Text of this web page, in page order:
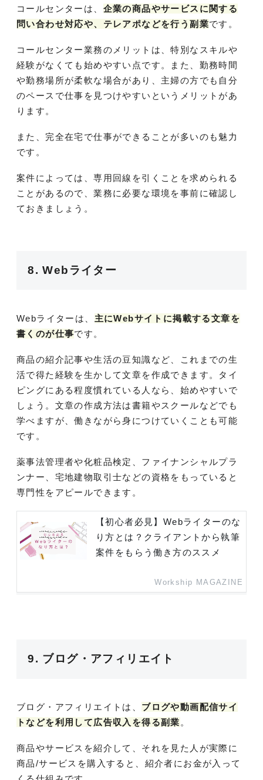
コールセンターは、 企業の商品やサービスに関する
問い合わせ対応や、テレアポなどを行う副業です。
コールセンター業務のメリットは、特別なスキルや
経験がなくても始めやすい点です。また、勤務時間
や勤務場所が柔軟な場合があり、主婦の方でも自分
のペースで仕事を見つけやすいというメリットがあ
ります。
また、完全在宅で仕事ができることが多いのも魅力
です。
案件によっては、専用回線を引くことを求められる
ことがあるので、業務に必要な環境を事前に確認し
ておきましょう。
8. Webライター
Webライターは、 主にWebサイトに掲載する文章を
書くのが仕事です。
商品の紹介記事や生活の豆知識など、これまでの生
活で得た経験を生かして文章を作成できます。タイ
ピングにある程度慣れている人なら、始めやすいで
しょう。文章の作成方法は書籍やスクールなどでも
学べますが、働きながら身につけていくことも可能
です。
薬事法管理者や化粧品検定、ファイナンシャルプラ
ンナー、宅地建物取引士などの資格をもっていると
専門性をアピールできます。
【初心者必見】Webライターのな
り方とは？クライアントから執筆
案件をもらう働き方のススメ
Workship MAGAZINE
9. ブログ・アフィリエイト
ブログ・アフィリエイトは、 ブログや動画配信サイ
トなどを利用して広告収入を得る副業。
商品やサービスを紹介して、それを見た人が実際に
商品/サービスを購入すると、紹介者にお金が入って